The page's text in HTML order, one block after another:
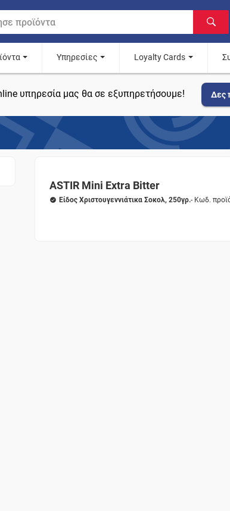
Υπηρεσίες Loyalty Cards
υπηρεσία μας θα σε εξυπηρετήσουμε! Δες
ASTIR Mini Extra Bitter
Είδος Χριστουγεννιάτικα Σοκολ, 250γρ.- Κωδ.